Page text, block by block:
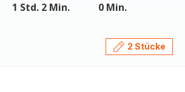
1 Std. 2 Min. 0 Min.
2 Stücke